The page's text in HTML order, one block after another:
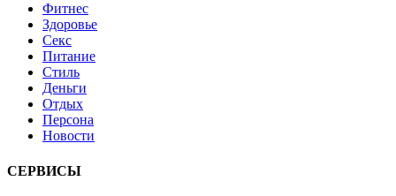
Фитнес
Здоровье
Секс
Питание
Стиль
Деньги
Отдых
Персона
Новости
СЕРВИСЫ